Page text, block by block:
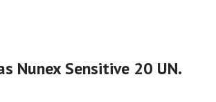
Nunex Sensitive 20 UN.